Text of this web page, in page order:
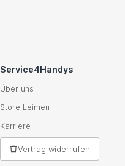
Service4Handys
Über uns
Store Leimen
Karriere
Vertrag widerrufen